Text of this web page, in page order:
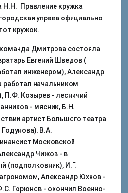
Н.Н.. Правление кружка
управа официально
кружок.
Дмитрова состояла
Евгений Шведов (
инженером), Александр
работал начальником
П.Ф. Козырев - лесничий
- мясник, Б.Н.
артист Большого театра
В.А.
Московской
Чижов - в
(подполковник), И.Г.
Александр Юхнов -
Горюнов - окончил Военно-